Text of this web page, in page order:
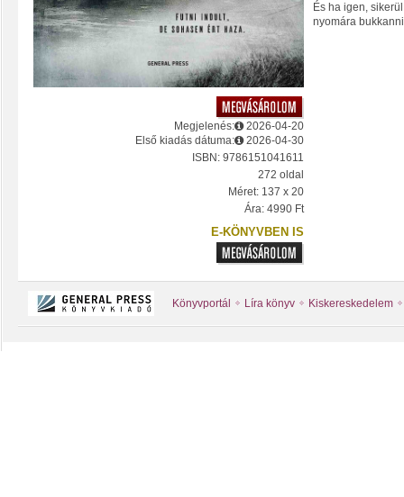
Megjelenés:
2026-04-20
Első kiadás dátuma:
2026-04-30
ISBN: 9786151041611
272 oldal
Méret: 137 x 20
Ára: 4990 Ft
E-KÖNYVBEN IS
És ha igen,
nyomára
Könyvportál Líra könyv Kiskereskedelem